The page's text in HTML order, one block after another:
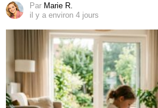
Par Marie R.
il y a environ 4 jours